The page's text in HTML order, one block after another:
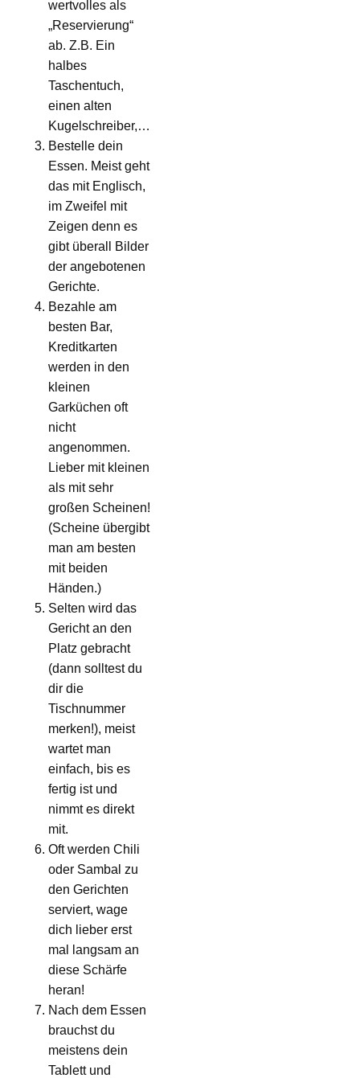
wertvolles als
„Reservierung“
ab. Z.B. Ein
halbes
Taschentuch,
einen alten
Kugelschreiber,…
Bestelle dein
Essen. Meist geht
das mit Englisch,
im Zweifel mit
Zeigen denn es
gibt überall Bilder
der angebotenen
Gerichte.
Bezahle am
besten Bar,
Kreditkarten
werden in den
kleinen
Garküchen oft
nicht
angenommen.
Lieber mit kleinen
als mit sehr
großen Scheinen!
(Scheine übergibt
man am besten
mit beiden
Händen.)
Selten wird das
Gericht an den
Platz gebracht
(dann solltest du
dir die
Tischnummer
merken!), meist
wartet man
einfach, bis es
fertig ist und
nimmt es direkt
mit.
Oft werden Chili
oder Sambal zu
den Gerichten
serviert, wage
dich lieber erst
mal langsam an
diese Schärfe
heran!
Nach dem Essen
brauchst du
meistens dein
Tablett und